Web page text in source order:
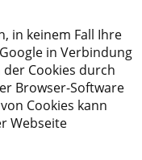
in keinem Fall Ihre
in Verbindung
Cookies durch
Browser-Software
Cookies kann
Webseite